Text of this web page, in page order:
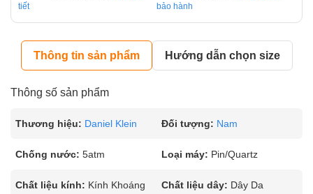
tiết
bảo hành
Thông tin sản phẩm Hướng dẫn chọn size
Thông số sản phẩm
Thương hiệu: Daniel Klein Đối tượng: Nam
Chống nước: 5atm Loại máy: Pin/Quartz
Chất liệu kính: Kính Khoáng Chất liệu dây: Dây Da